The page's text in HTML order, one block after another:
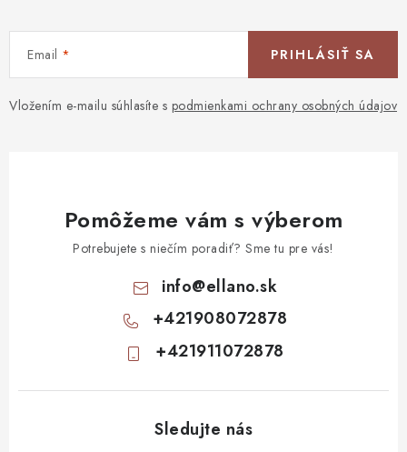
Email
Vložením e-mailu súhlasíte s podmienkami ochrany osobných údajov
PRIHLÁSIŤ SA
Pomôžeme vám s výberom
Potrebujete s niečím poradiť? Sme tu pre vás!
info@ellano.sk
+421908072878
+421911072878